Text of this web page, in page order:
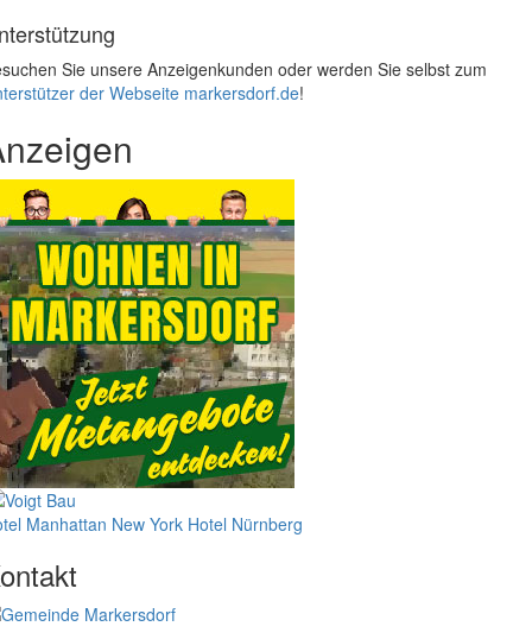
Sie unsere Anzeigenkunden oder werden Sie selbst zum
der Webseite markersdorf.de!
Manhattan New York Hotel Nürnberg